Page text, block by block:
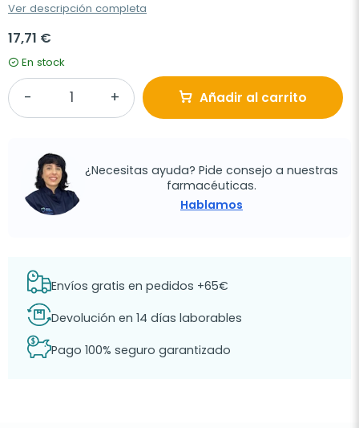
Ver descripción completa
17,71 €
En stock
Añadir al carrito
¿Necesitas ayuda? Pide consejo a nuestras
farmacéuticas.
Hablamos
Envíos gratis en pedidos +65€
Devolución en 14 días laborables
Pago 100% seguro garantizado